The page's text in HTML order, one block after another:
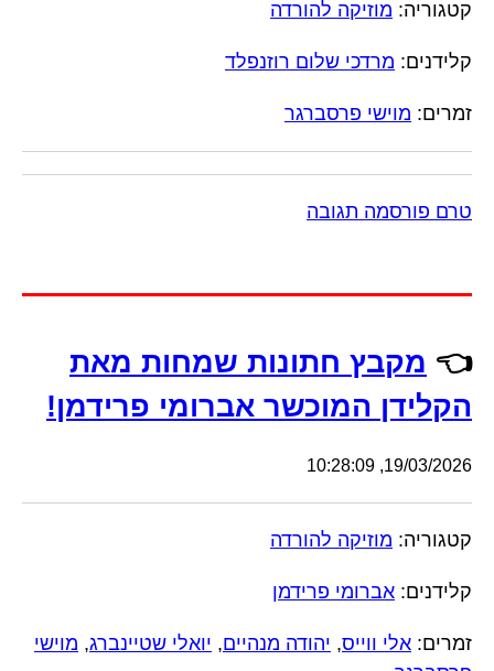
קטגוריה: מוזיקה להורדה
קלידנים: מרדכי שלום רוזנפלד
זמרים: מוישי פרסברגר
טרם פורסמה תגובה
👈 מקבץ חתונות שמחות מאת
הקלידן המוכשר אברומי פרידמן!
19/03/2026, 10:28:09
קטגוריה: מוזיקה להורדה
קלידנים: אברומי פרידמן
זמרים: אלי ווייס, יהודה מנהיים, יואלי שטיינברג, מוישי